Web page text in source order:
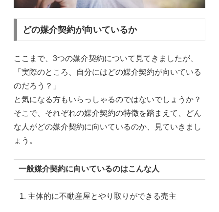
どの媒介契約が向いているか
ここまで、3つの媒介契約について見てきましたが、
「実際のところ、自分にはどの媒介契約が向いている
のだろう？」
と気になる方もいらっしゃるのではないでしょうか？
そこで、それぞれの媒介契約の特徴を踏まえて、どん
な人がどの媒介契約に向いているのか、見ていきまし
ょう。
一般媒介契約に向いているのはこんな人
主体的に不動産屋とやり取りができる売主